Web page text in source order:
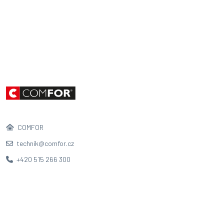
COMFOR
technik@comfor.cz
+420 515 266 300